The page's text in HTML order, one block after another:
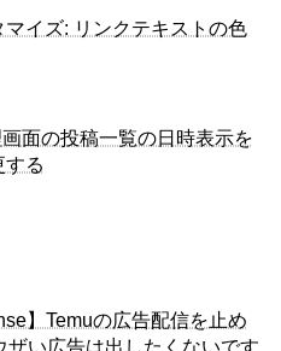
イズ: リンクテキストの色
面の投稿一覧の日時表示を
する
】Temuの広告配信を止め
ザい広告は出したくないです